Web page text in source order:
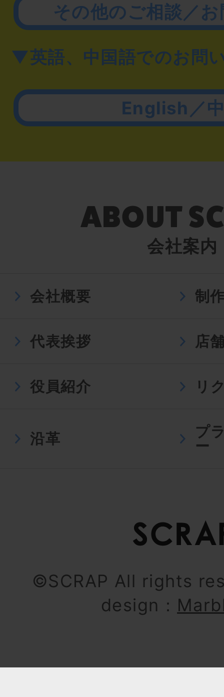
その他のご相談／
▼英語、中国語でのお問
English／
会社案内
会社概要 制
代表挨拶 店
役員紹介 リ
沿革
プ
ー
©SCRAP All rights
design：